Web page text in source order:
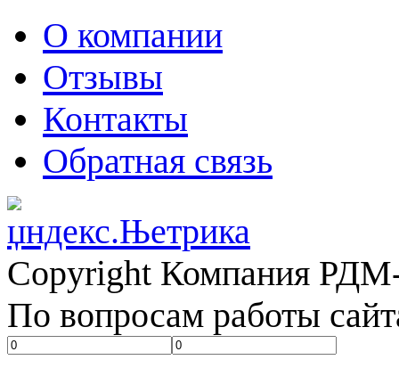
О компании
Отзывы
Контакты
Обратная связь
Copyright Компания
По вопросам работы